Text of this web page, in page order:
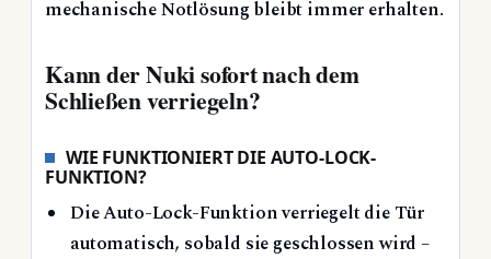
mechanische Notlösung bleibt immer erhalten.
Kann der Nuki sofort nach dem
Schließen verriegeln?
WIE FUNKTIONIERT DIE AUTO-LOCK-
FUNKTION?
Die Auto-Lock-Funktion verriegelt die Tür
automatisch, sobald sie geschlossen wird –